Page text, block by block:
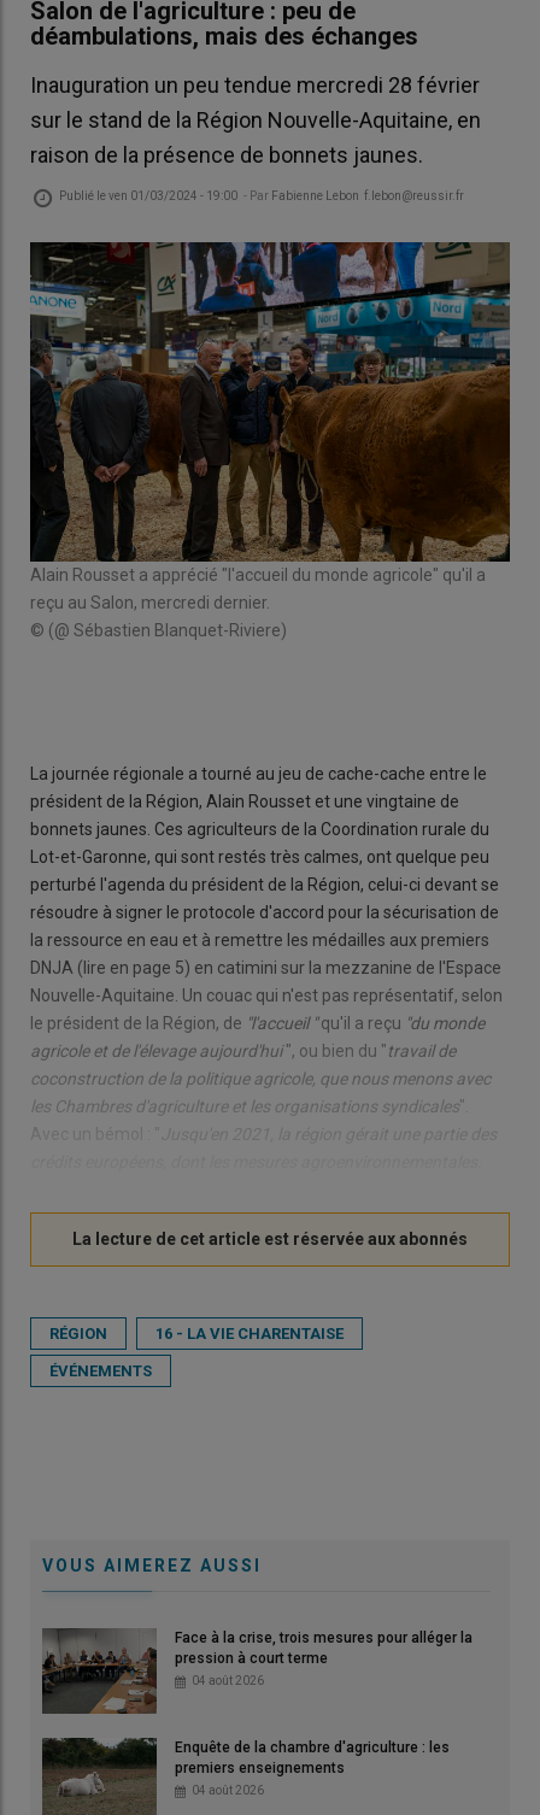
Salon de l'agriculture : peu de
déambulations, mais des échanges
Inauguration un peu tendue mercredi 28 février
sur le stand de la Région Nouvelle-Aquitaine, en
raison de la présence de bonnets jaunes.
Publié leven 01/03/2024 - 19:00 - Par Fabienne Lebon f.lebon@reussir.fr
Alain Rousset a apprécié "l'accueil du monde agricole" qu'il a
reçu au Salon, mercredi dernier.
© (@ Sébastien Blanquet-Riviere)
La journée régionale a tourné au jeu de cache-cache entre le
président de la Région, Alain Rousset et une vingtaine de
bonnets jaunes. Ces agriculteurs de la Coordination rurale du
Lot-et-Garonne, qui sont restés très calmes, ont quelque peu
perturbé l'agenda du président de la Région, celui-ci devant se
résoudre à signer le protocole d'accord pour la sécurisation de
la ressource en eau et à remettre les médailles aux premiers
DNJA (lire en page 5) en catimini sur la mezzanine de l'Espace
Nouvelle-Aquitaine. Un couac qui n'est pas représentatif, selon
le président de la Région, de "l'accueil "qu'il a reçu "du monde
agricole et de l'élevage aujourd'hui", ou bien du "travail de
coconstruction de la politique agricole, que nous menons avec
les Chambres d'agriculture et les organisations syndicales".
Avec un bémol : "
RÉGION 16 - LA VIE CHARENTAISE
ÉVÉNEMENTS
VOUS AIMEREZ AUSSI
Face à la crise, trois mesures pour alléger la
pression à court terme
04 août 2026
Enquête de la chambre d'agriculture : les
premiers enseignements
04 août 2026